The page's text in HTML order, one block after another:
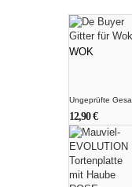
WOK
Ungeprüfte
12,90€